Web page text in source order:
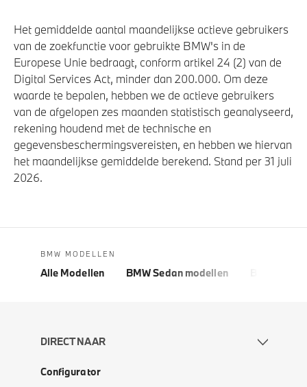
Het gemiddelde aantal maandelijkse actieve gebruikers
van de zoekfunctie voor gebruikte BMW's in de
Europese Unie bedraagt, conform artikel 24 (2) van de
Digital Services Act, minder dan 200.000. Om deze
waarde te bepalen, hebben we de actieve gebruikers
van de afgelopen zes maanden statistisch geanalyseerd,
rekening houdend met de technische en
gegevensbeschermingsvereisten, en hebben we hiervan
het maandelijkse gemiddelde berekend. Stand per 31 juli
2026.
BMW MODELLEN
Alle Modellen BMW Sedan modellen
DIRECT NAAR
Configurator